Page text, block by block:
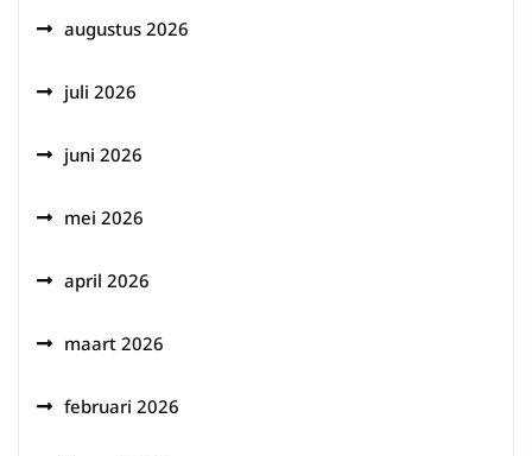
augustus 2026
juli 2026
juni 2026
mei 2026
april 2026
maart 2026
februari 2026